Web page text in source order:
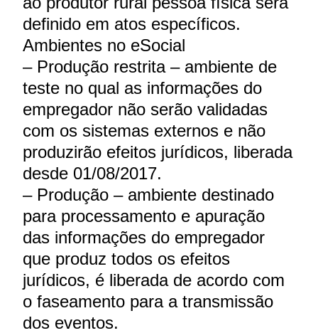
definido em atos específicos.
Ambientes no eSocial
– Produção restrita – ambiente de
teste no qual as informações do
empregador não serão validadas
com os sistemas externos e não
produzirão efeitos jurídicos, liberada
desde 01/08/2017.
– Produção – ambiente destinado
para processamento e apuração
das informações do empregador
que produz todos os efeitos
jurídicos, é liberada de acordo com
o faseamento para a transmissão
dos eventos.